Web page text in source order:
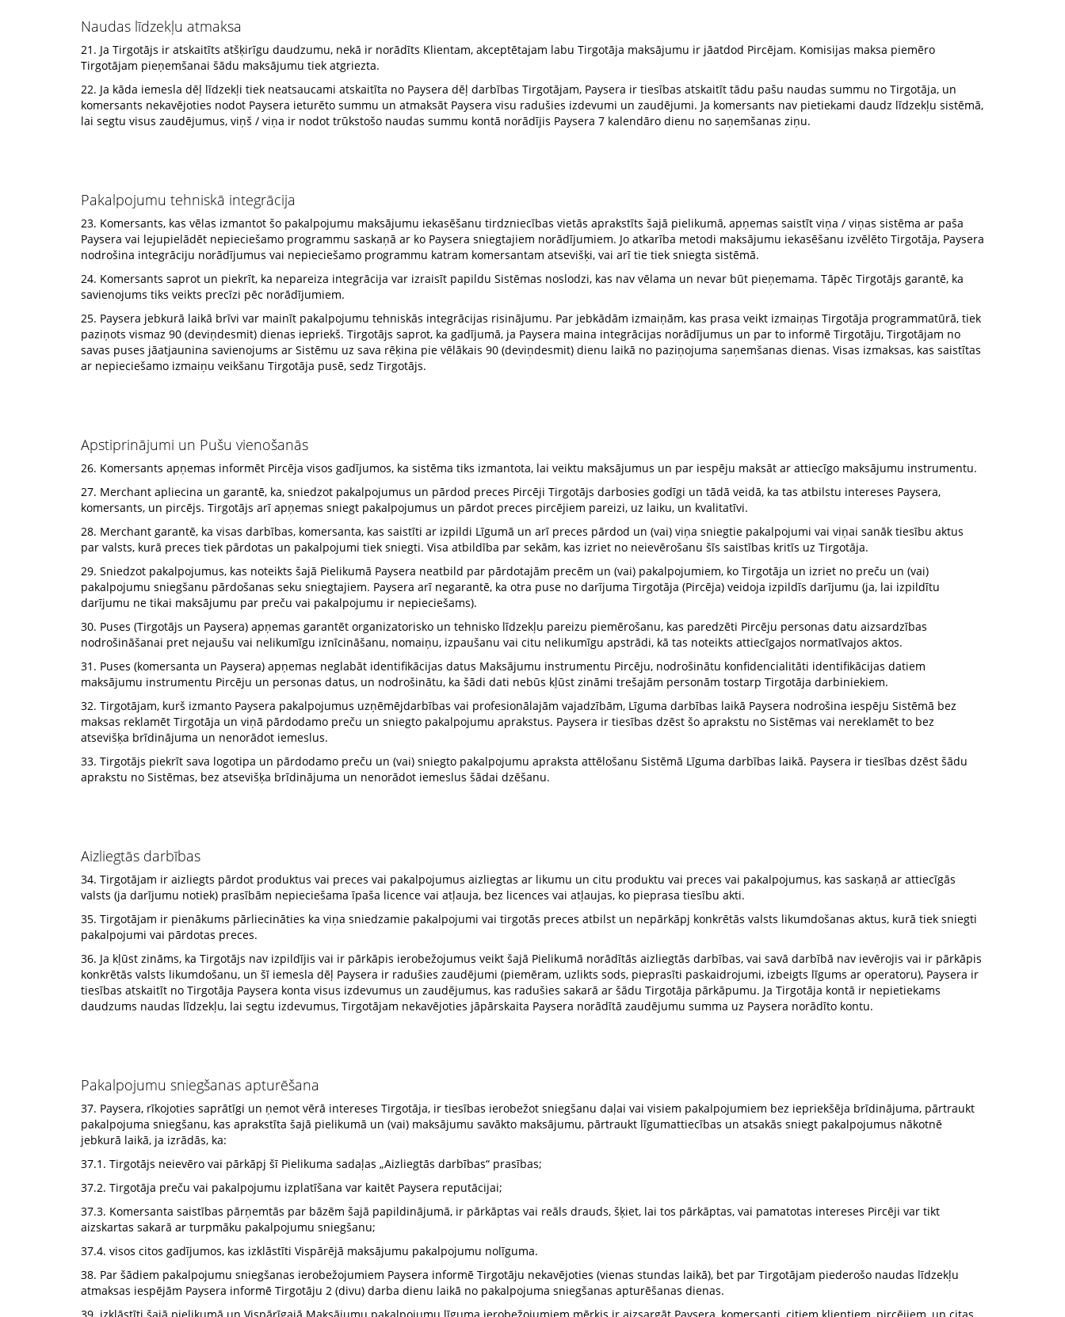
Naudas līdzekļu atmaksa
21. Ja Tirgotājs ir atskaitīts atšķirīgu daudzumu, nekā ir norādīts Klientam, akceptētajam labu Tirgotāja maksājumu ir jāatdod Pircējam. Komisijas maksa piemēro
Tirgotājam pieņemšanai šādu maksājumu tiek atgriezta.
22. Ja kāda iemesla dēļ līdzekļi tiek neatsaucami atskaitīta no Paysera dēļ darbības Tirgotājam, Paysera ir tiesības atskaitīt tādu pašu naudas summu no Tirgotāja, un
komersants nekavējoties nodot Paysera ieturēto summu un atmaksāt Paysera visu radušies izdevumi un zaudējumi. Ja komersants nav pietiekami daudz līdzekļu sistēmā,
lai segtu visus zaudējumus, viņš / viņa ir nodot trūkstošo naudas summu kontā norādījis Paysera 7 kalendāro dienu no saņemšanas ziņu.
Pakalpojumu tehniskā integrācija
23. Komersants, kas vēlas izmantot šo pakalpojumu maksājumu iekasēšanu tirdzniecības vietās aprakstīts šajā pielikumā, apņemas saistīt viņa / viņas sistēma ar paša
Paysera vai lejupielādēt nepieciešamo programmu saskaņā ar ko Paysera sniegtajiem norādījumiem. Jo atkarība metodi maksājumu iekasēšanu izvēlēto Tirgotāja, Paysera
nodrošina integrāciju norādījumus vai nepieciešamo programmu katram komersantam atsevišķi, vai arī tie tiek sniegta sistēmā.
24. Komersants saprot un piekrīt, ka nepareiza integrācija var izraisīt papildu Sistēmas noslodzi, kas nav vēlama un nevar būt pieņemama. Tāpēc Tirgotājs garantē, ka
savienojums tiks veikts precīzi pēc norādījumiem.
25. Paysera jebkurā laikā brīvi var mainīt pakalpojumu tehniskās integrācijas risinājumu. Par jebkādām izmaiņām, kas prasa veikt izmaiņas Tirgotāja programmatūrā, tiek
paziņots vismaz 90 (deviņdesmit) dienas iepriekš. Tirgotājs saprot, ka gadījumā, ja Paysera maina integrācijas norādījumus un par to informē Tirgotāju, Tirgotājam no
savas puses jāatjaunina savienojums ar Sistēmu uz sava rēķina pie vēlākais 90 (deviņdesmit) dienu laikā no paziņojuma saņemšanas dienas. Visas izmaksas, kas saistītas
ar nepieciešamo izmaiņu veikšanu Tirgotāja pusē, sedz Tirgotājs.
Apstiprinājumi un Pušu vienošanās
26. Komersants apņemas informēt Pircēja visos gadījumos, ka sistēma tiks izmantota, lai veiktu maksājumus un par iespēju maksāt ar attiecīgo maksājumu instrumentu.
27. Merchant apliecina un garantē, ka, sniedzot pakalpojumus un pārdod preces Pircēji Tirgotājs darbosies godīgi un tādā veidā, ka tas atbilstu intereses Paysera,
komersants, un pircējs. Tirgotājs arī apņemas sniegt pakalpojumus un pārdot preces pircējiem pareizi, uz laiku, un kvalitatīvi.
28. Merchant garantē, ka visas darbības, komersanta, kas saistīti ar izpildi Līgumā un arī preces pārdod un (vai) viņa sniegtie pakalpojumi vai viņai sanāk tiesību aktus
par valsts, kurā preces tiek pārdotas un pakalpojumi tiek sniegti. Visa atbildība par sekām, kas izriet no neievērošanu šīs saistības kritīs uz Tirgotāja.
29. Sniedzot pakalpojumus, kas noteikts šajā Pielikumā Paysera neatbild par pārdotajām precēm un (vai) pakalpojumiem, ko Tirgotāja un izriet no preču un (vai)
pakalpojumu sniegšanu pārdošanas seku sniegtajiem. Paysera arī negarantē, ka otra puse no darījuma Tirgotāja (Pircēja) veidoja izpildīs darījumu (ja, lai izpildītu
darījumu ne tikai maksājumu par preču vai pakalpojumu ir nepieciešams).
30. Puses (Tirgotājs un Paysera) apņemas garantēt organizatorisko un tehnisko līdzekļu pareizu piemērošanu, kas paredzēti Pircēju personas datu aizsardzības
nodrošināšanai pret nejaušu vai nelikumīgu iznīcināšanu, nomaiņu, izpaušanu vai citu nelikumīgu apstrādi, kā tas noteikts attiecīgajos normatīvajos aktos.
31. Puses (komersanta un Paysera) apņemas neglabāt identifikācijas datus Maksājumu instrumentu Pircēju, nodrošinātu konfidencialitāti identifikācijas datiem
maksājumu instrumentu Pircēju un personas datus, un nodrošinātu, ka šādi dati nebūs kļūst zināmi trešajām personām tostarp Tirgotāja darbiniekiem.
32. Tirgotājam, kurš izmanto Paysera pakalpojumus uzņēmējdarbības vai profesionālajām vajadzībām, Līguma darbības laikā Paysera nodrošina iespēju Sistēmā bez
maksas reklamēt Tirgotāja un viņā pārdodamo preču un sniegto pakalpojumu aprakstus. Paysera ir tiesības dzēst šo aprakstu no Sistēmas vai nereklamēt to bez
atsevišķa brīdinājuma un nenorādot iemeslus.
33. Tirgotājs piekrīt sava logotipa un pārdodamo preču un (vai) sniegto pakalpojumu apraksta attēlošanu Sistēmā Līguma darbības laikā. Paysera ir tiesības dzēst šādu
aprakstu no Sistēmas, bez atsevišķa brīdinājuma un nenorādot iemeslus šādai dzēšanu.
Aizliegtās darbības
34. Tirgotājam ir aizliegts pārdot produktus vai preces vai pakalpojumus aizliegtas ar likumu un citu produktu vai preces vai pakalpojumus, kas saskaņā ar attiecīgās
valsts (ja darījumu notiek) prasībām nepieciešama īpaša licence vai atļauja, bez licences vai atļaujas, ko pieprasa tiesību akti.
35. Tirgotājam ir pienākums pārliecināties ka viņa sniedzamie pakalpojumi vai tirgotās preces atbilst un nepārkāpj konkrētās valsts likumdošanas aktus, kurā tiek sniegti
pakalpojumi vai pārdotas preces.
36. Ja kļūst zināms, ka Tirgotājs nav izpildījis vai ir pārkāpis ierobežojumus veikt šajā Pielikumā norādītās aizliegtās darbības, vai savā darbībā nav ievērojis vai ir pārkāpis
konkrētās valsts likumdošanu, un šī iemesla dēļ Paysera ir radušies zaudējumi (piemēram, uzlikts sods, pieprasīti paskaidrojumi, izbeigts līgums ar operatoru), Paysera ir
tiesības atskaitīt no Tirgotāja Paysera konta visus izdevumus un zaudējumus, kas radušies sakarā ar šādu Tirgotāja pārkāpumu. Ja Tirgotāja kontā ir nepietiekams
daudzums naudas līdzekļu, lai segtu izdevumus, Tirgotājam nekavējoties jāpārskaita Paysera norādītā zaudējumu summa uz Paysera norādīto kontu.
Pakalpojumu sniegšanas apturēšana
37. Paysera, rīkojoties saprātīgi un ņemot vērā intereses Tirgotāja, ir tiesības ierobežot sniegšanu daļai vai visiem pakalpojumiem bez iepriekšēja brīdinājuma, pārtraukt
pakalpojuma sniegšanu, kas aprakstīta šajā pielikumā un (vai) maksājumu savākto maksājumu, pārtraukt līgumattiecības un atsakās sniegt pakalpojumus nākotnē
jebkurā laikā, ja izrādās, ka:
37.1. Tirgotājs neievēro vai pārkāpj šī Pielikuma sadaļas „Aizliegtās darbības“ prasības;
37.2. Tirgotāja preču vai pakalpojumu izplatīšana var kaitēt Paysera reputācijai;
37.3. Komersanta saistības pārņemtās par bāzēm šajā papildinājumā, ir pārkāptas vai reāls drauds, šķiet, lai tos pārkāptas, vai pamatotas intereses Pircēji var tikt
aizskartas sakarā ar turpmāku pakalpojumu sniegšanu;
37.4. visos citos gadījumos, kas izklāstīti Vispārējā maksājumu pakalpojumu nolīguma.
38. Par šādiem pakalpojumu sniegšanas ierobežojumiem Paysera informē Tirgotāju nekavējoties (vienas stundas laikā), bet par Tirgotājam piederošo naudas līdzekļu
atmaksas iespējām Paysera informē Tirgotāju 2 (divu) darba dienu laikā no pakalpojuma sniegšanas apturēšanas dienas.